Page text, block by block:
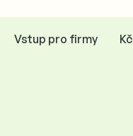
Vstup pro firmy Kč